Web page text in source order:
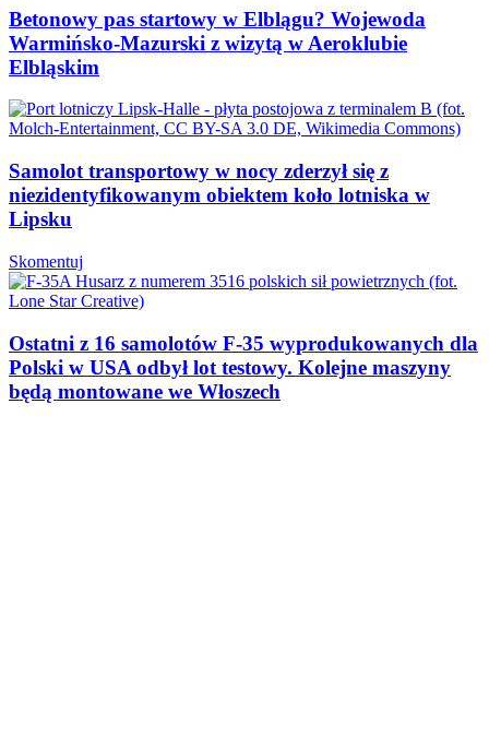
Betonowy pas startowy w Elblągu? Wojewoda
Warmińsko-Mazurski z wizytą w Aeroklubie
Elbląskim
Samolot transportowy w nocy zderzył się z
niezidentyfikowanym obiektem koło lotniska w
Lipsku
Skomentuj
Ostatni z 16 samolotów F-35 wyprodukowanych dla
Polski w USA odbył lot testowy. Kolejne maszyny
będą montowane we Włoszech